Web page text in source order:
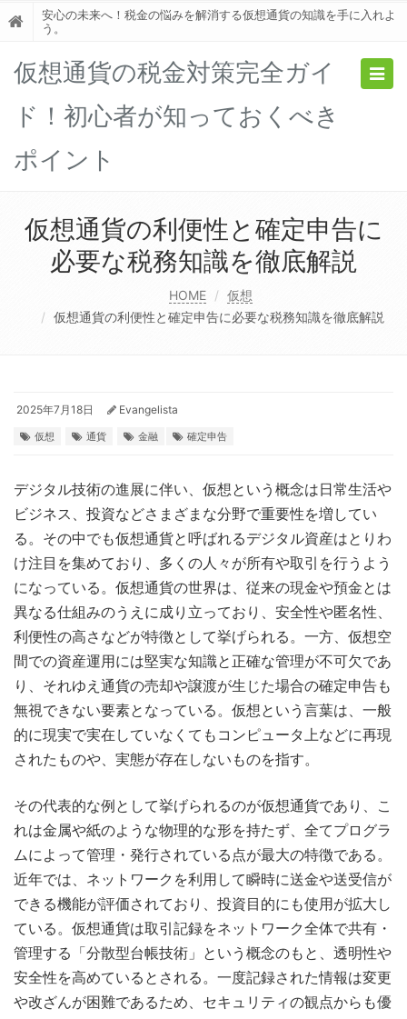
安心の未来へ！税金の悩みを解消する仮想通貨の知識を手に入れよ
う。
仮想通貨の税金対策完全ガイ
ド！初心者が知っておくべき
ポイント
仮想通貨の利便性と確定申告に
必要な税務知識を徹底解説
HOME
仮想
仮想通貨の利便性と確定申告に必要な税務知識を徹底解説
2025年7月18日 Evangelista
仮想 通貨 金融 確定申告
デジタル技術の進展に伴い、仮想という概念は日常生活や
ビジネス、投資などさまざまな分野で重要性を増してい
る。 その中でも仮想通貨と呼ばれるデジタル資産はとりわ
け注目を集めており、多くの人々が所有や取引を行うよう
になっている。仮想通貨の世界は、従来の現金や預金とは
異なる仕組みのうえに成り立っており、安全性や匿名性、
利便性の高さなどが特徴として挙げられる。一方、仮想空
間での資産運用には堅実な知識と正確な管理が不可欠であ
り、それゆえ通貨の売却や譲渡が生じた場合の確定申告も
無視できない要素となっている。仮想という言葉は、一般
的に現実で実在していなくてもコンピュータ上などに再現
されたものや、実態が存在しないものを指す。
その代表的な例として挙げられるのが仮想通貨であり、こ
れは金属や紙のような物理的な形を持たず、全てプログラ
ムによって管理・発行されている点が最大の特徴である。
近年では、ネットワークを利用して瞬時に送金や送受信が
できる機能が評価されており、投資目的にも使用が拡大し
ている。仮想通貨は取引記録をネットワーク全体で共有・
管理する「分散型台帳技術」という概念のもと、透明性や
安全性を高めているとされる。一度記録された情報は変更
や改ざんが困難であるため、セキュリティの観点からも優